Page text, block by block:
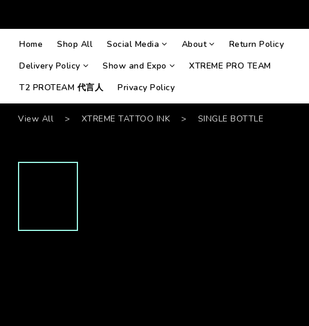
Home Shop All Social Media About
Return Policy
Delivery Policy
Show and Expo
XTREME PRO TEAM
T2 PROTEAM 代言人
Privacy Policy
View All > XTREME TATTOO INK > SINGLE BOTTLE